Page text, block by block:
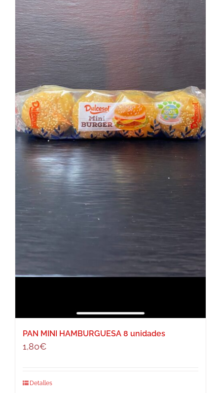
PAN MINI HAMBURGUESA 8 unidades
1,80€
Detalles